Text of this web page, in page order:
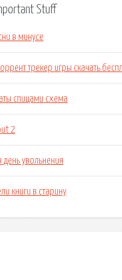
Stuff
в минусе
трекер игры скачать
спицами схема
2
день увольнения
книги в старину